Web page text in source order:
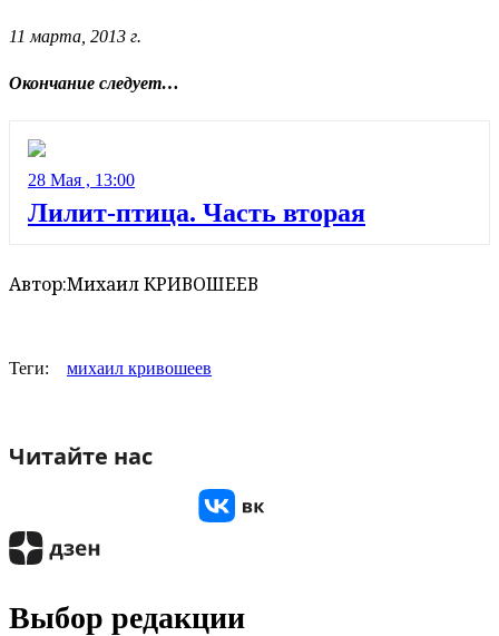
11 марта, 2013 г.
Окончание следует…
28 Мая , 13:00
Лилит-птица. Часть вторая
Автор:Михаил КРИВОШЕЕВ
Теги: михаил кривошеев
Читайте нас
Выбор редакции